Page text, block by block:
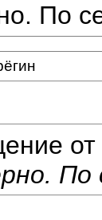
По
от
По